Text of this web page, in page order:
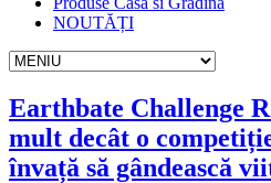
NOUTĂȚI
Earthbate Challenge
mult decât o
învață să gândească